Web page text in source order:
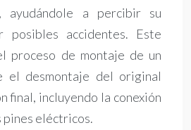
ayudándole a percibir su
accidentes. Este
proceso de montaje de un
el desmontaje del original
final, incluyendo la conexión
pines eléctricos.